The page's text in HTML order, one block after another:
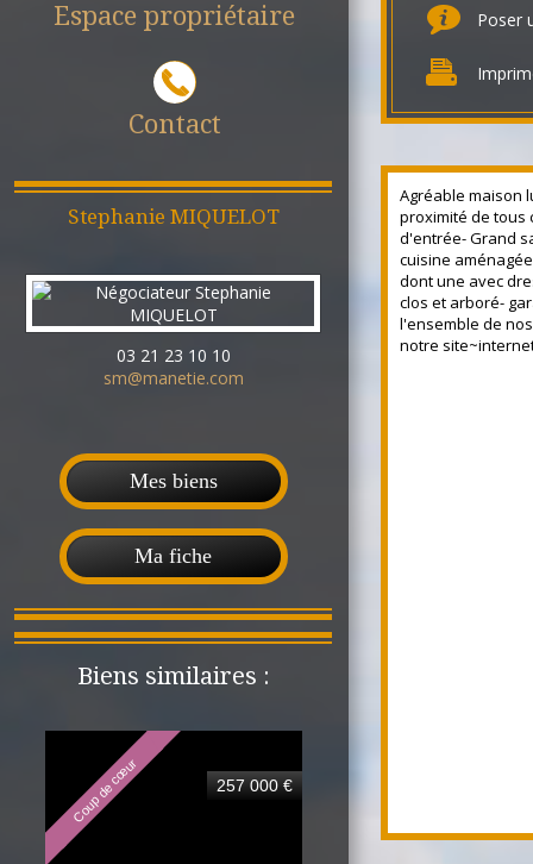
Espace propriétaire
Contact
Stephanie MIQUELOT
03 21 23 10 10
sm@manetie.com
Mes biens
Ma fiche
Biens similaires :
Coup de cœur 257 000 €
Poser
Agréable maison
proximité de tous
d'entrée- Grand
cuisine
dont une avec
clos et arboré-
l'ensemble de
notre